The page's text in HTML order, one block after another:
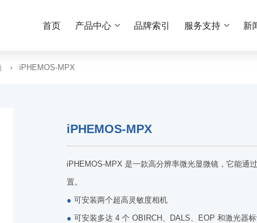
首页 产品中心 品牌索引 服务支持 新
iPHEMOS-MPX
iPHEMOS-MPX
iPHEMOS-MPX 是一款高分辨率微光显微镜，它能通
置。
●可安装两个超高灵敏度相机
●可安装多达 4 个 OBIRCH、DALS、EOP 和激光器